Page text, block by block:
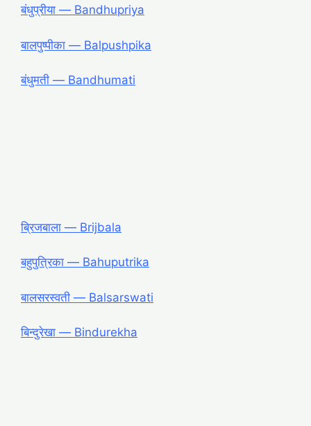
बंधुप्रीया ― Bandhupriya
बालपुष्पीका ― Balpushpika
बंधुमती ― Bandhumati
ब्रिजबाला ― Brijbala
बहुपुत्रिका ― Bahuputrika
बालसरस्वती ― Balsarswati
बिन्दुरेखा ― Bindurekha